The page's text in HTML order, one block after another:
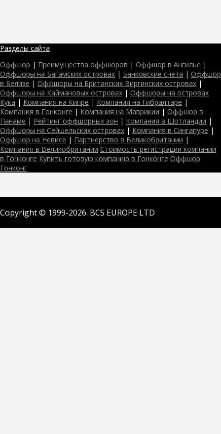
Разделы сайта
Оффшор | Преимущества оффшоров | Оффшор в Ангилье |
Оффшоры на Багамских островах | Банковские счета | Оффшор
в Белизе | Оффшоры на Британских Виргинских островах |
Оффшоры на Каймановых островах | Оффшоры на островах
Кука | Компания на Кипре | Компания на Гибралтаре |
Компания в Гонконге | Компания на Маврикии | Оффшор в
Панаме | Рейтинг оффшорных зон | Компания в Шотландии |
Оффшоры на Сейшельских островах | Компания в Сингапуре |
Оффшор на Невисе | Партнерство в Великобритании |
Компания в Великобритании Стоимость регистрации компании
в Гонконге Купить готовую компанию в Гонконге Оффшор
Гонконг
Copyright © 1999-2026. BCS EUROPE LTD